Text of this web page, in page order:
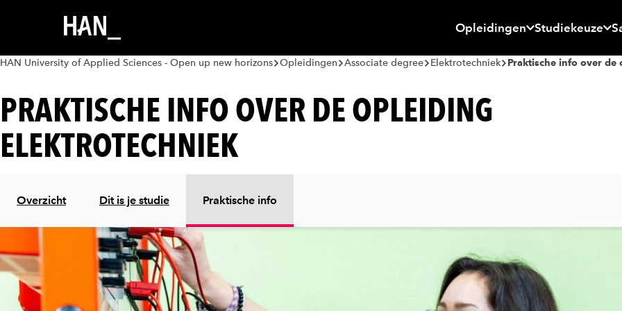
Opleidingen Studiekeuze
HAN University of Applied Sciences - Open up new horizons Opleidingen Associate degree Elektrotechniek Praktische info over
PRAKTISCHE INFO OVER DE OPLEIDING
ELEKTROTECHNIEK
Overzicht Dit is je studie Praktische info